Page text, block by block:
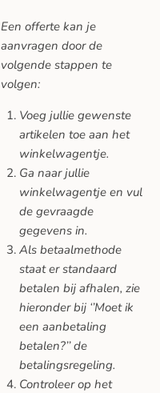
Een offerte kan je
aanvragen door de
volgende stappen te
volgen:
Voeg jullie gewenste
artikelen toe aan het
winkelwagentje.
Ga naar jullie
winkelwagentje en vul
de gevraagde
gegevens in.
Als betaalmethode
staat er standaard
betalen bij afhalen, zie
hieronder bij ‘’Moet ik
een aanbetaling
betalen?’’ de
betalingsregeling.
Controleer op het